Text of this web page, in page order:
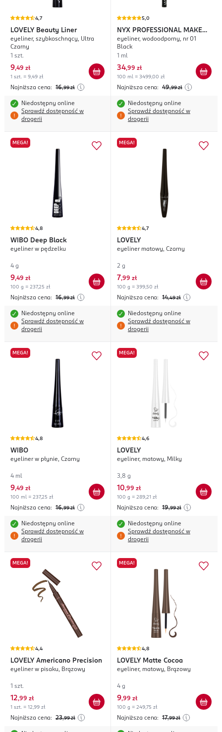
4,7
LOVELY Beauty Liner
eyeliner, szybkoschnący, Ultra
Czarny
1 szt.
9,49 zł
1 szt. = 9,49 zł
Najniższa cena: 16,99 zł
Niedostępny online
Sprawdź dostępność w
drogerii
5,0
NYX PROFESSIONAL MAKEUP
Epic Ink Liner
eyeliner, wodoodporny, nr 01
Black
1 ml
34,99 zł
100 ml = 3499,00 zł
Najniższa cena: 49,99 zł
Niedostępny online
Sprawdź dostępność w
drogerii
MEGA!
4,8
WIBO Deep Black
eyeliner w pędzelku
4 g
9,49 zł
100 g = 237,25 zł
Najniższa cena: 16,99 zł
Niedostępny online
Sprawdź dostępność w
drogerii
MEGA!
4,7
LOVELY
eyeliner matowy, Czarny
2 g
7,99 zł
100 g = 399,50 zł
Najniższa cena: 14,49 zł
Niedostępny online
Sprawdź dostępność w
drogerii
MEGA!
4,8
WIBO
eyeliner w płynie, Czarny
4 ml
9,49 zł
100 ml = 237,25 zł
Najniższa cena: 16,99 zł
Niedostępny online
Sprawdź dostępność w
drogerii
MEGA!
4,6
LOVELY
eyeliner, matowy, Milky
3,8 g
10,99 zł
100 g = 289,21 zł
Najniższa cena: 19,99 zł
Niedostępny online
Sprawdź dostępność w
drogerii
MEGA!
4,4
LOVELY Americano Precision
eyeliner w pisaku, Brązowy
1 szt.
12,99 zł
1 szt. = 12,99 zł
Najniższa cena: 23,99 zł
MEGA!
4,8
LOVELY Matte Cocoa
eyeliner, matowy, Brązowy
4 g
9,99 zł
100 g = 249,75 zł
Najniższa cena: 17,99 zł